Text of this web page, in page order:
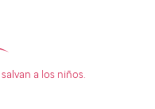
salvan a los niños.